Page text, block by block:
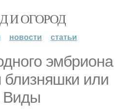
И ОГОРОД
новости статьи
эмбриона
близняшки или
Виды